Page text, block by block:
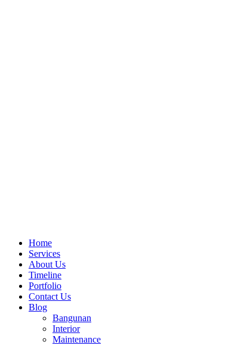
Home
Services
About Us
Timeline
Portfolio
Contact Us
Blog
Bangunan
Interior
Maintenance